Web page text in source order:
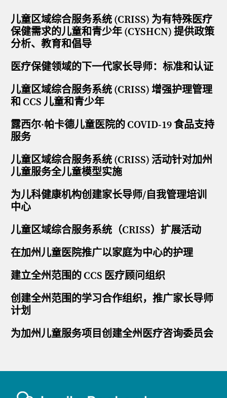
儿童区域综合服务系统 (CRISS) 为有特殊医疗
保健需求的儿童和青少年 (CYSHCN) 提供政策
分析、教育和倡导
医疗保健领域的下一代家长导师：标准和认证
儿童区域综合服务系统 (CRISS) 增强护理管理
和 CCS 儿童和青少年
露西尔·帕卡德儿童医院的 COVID-19 食品支持
服务
儿童区域综合服务系统 (CRISS) 活动针对加州
儿童服务全儿童模型实施
为儿科健康机构创建家长导师/自我管理培训
中心
儿童区域综合服务系统（CRISS）扩展活动
在加州儿童医院推广以家庭为中心的护理
建立全州范围的 CCS 医疗顾问组织
创建全州范围的学习合作组织，推广家长导师
计划
为加州儿童服务项目创建全州医疗咨询委员会